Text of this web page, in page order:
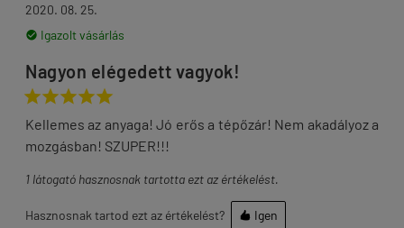
2020. 08. 25.
 Igazolt vásárlás
Nagyon elégedett vagyok!

Kellemes az anyaga! Jó erős a tépőzár! Nem akadályoz a
mozgásban! SZUPER!!!
1 látogató hasznosnak tartotta ezt az értékelést.
Hasznosnak tartod ezt az értékelést?  Igen